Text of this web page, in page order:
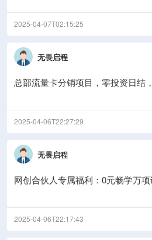
2025-04-07T02:15:25
无畏启程
总部流量卡分销项目，零投资日结
2025-04-06T22:27:29
无畏启程
网创合伙人专属福利：0元畅学万
2025-04-06T22:17:43